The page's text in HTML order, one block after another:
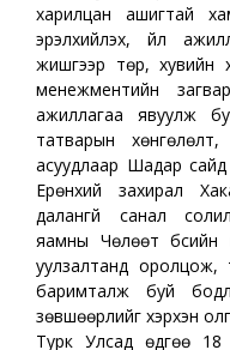
харилцан ашигтай
эрэлхийлэх, үйл
жишгээр төр, хувийн
менежментийн
ажиллагаа явуулж
татварын
асуудлаар Шадар сайд
Ерөнхий захирал
далангүй санал
яамны Чөлөөт бүсийн
уулзалтанд оролцож,
баримталж буй
зөвшөөрлийг хэрхэн
Турк Улсад өдгөө 18